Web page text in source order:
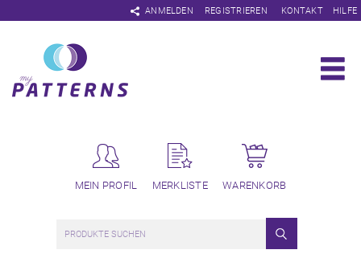
ANMELDEN
Navigation
überspringen
REGISTRIEREN KONTAKT HILFE
MEIN PROFIL MERKLISTE WARENKORB